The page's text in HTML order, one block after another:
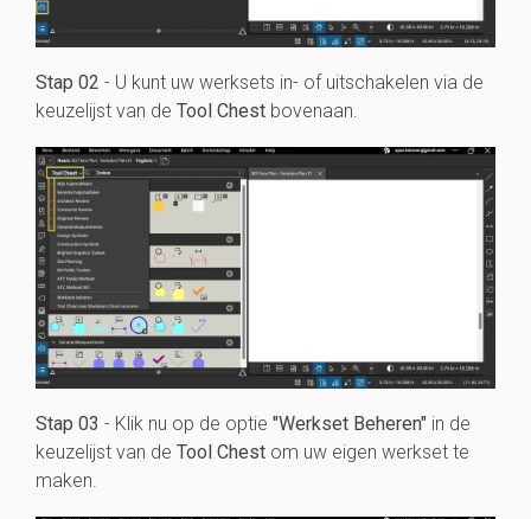
Stap 02 - U kunt uw werksets in- of uitschakelen via de
keuzelijst van de Tool Chest bovenaan.
Stap 03 - Klik nu op de optie "Werkset Beheren" in de
keuzelijst van de Tool Chest om uw eigen werkset te
maken.